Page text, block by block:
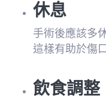
休息
手術後應該多
這樣有助於傷
飲食調整